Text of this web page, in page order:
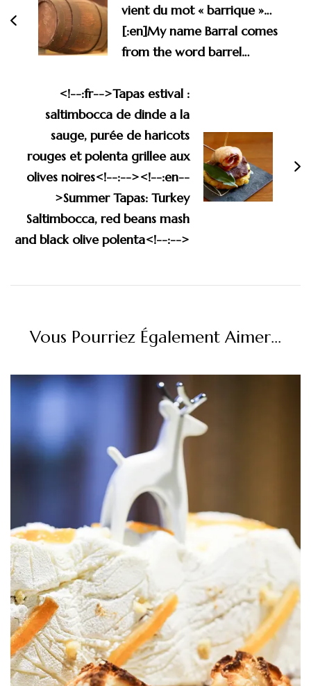
vient du mot « barrique »…
[:en]My name Barral comes
from the word barrel…
<!--:fr-->Tapas estival :
saltimbocca de dinde a la
sauge, purée de haricots
rouges et polenta grillee aux
olives noires<!--:--><!--:en--
>Summer Tapas: Turkey
Saltimbocca, red beans mash
and black olive polenta<!--:-->
Vous Pourriez Également Aimer...